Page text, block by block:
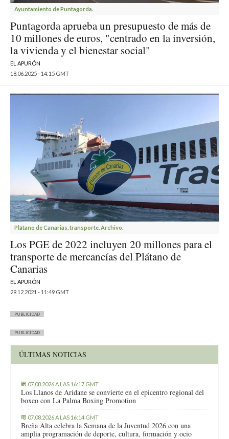
Ayuntamiento de Puntagorda.
Puntagorda aprueba un presupuesto de más de
10 millones de euros, "centrado en la inversión,
la vivienda y el bienestar social"
EL APURÓN
18.06.2025 - 14:15 GMT
Plátano de Canarias, transporte. Archivo.
Los PGE de 2022 incluyen 20 millones para el
transporte de mercancías del Plátano de
Canarias
EL APURÓN
29.12.2021 - 11:49 GMT
PUBLICIDAD
PUBLICIDAD
ÚLTIMAS NOTICIAS
07.08.2026 A LAS 16:17 GMT
Los Llanos de Aridane se convierte en el epicentro regional del
boxeo con La Palma Boxing Promotion
07.08.2026 A LAS 16:14 GMT
Breña Alta celebra la Semana de la Juventud 2026 con una
amplia programación de deporte, cultura, formación y ocio